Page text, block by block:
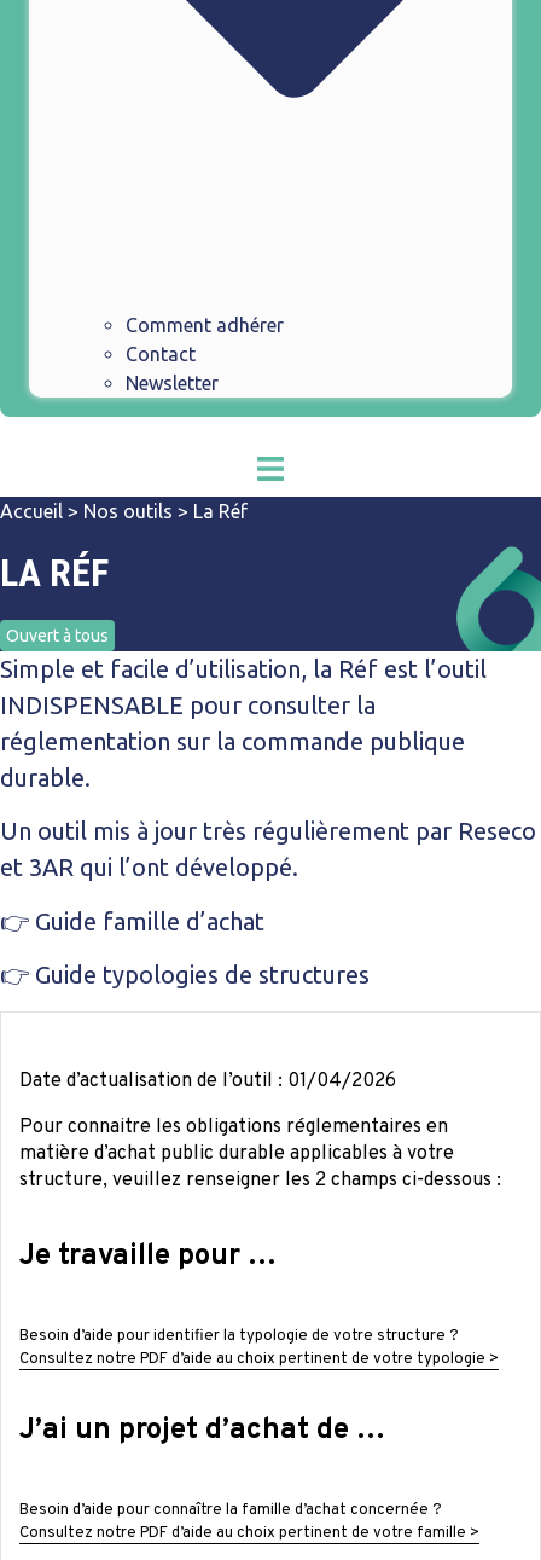
Comment adhérer
Contact
Newsletter
Accueil > Nos outils > La Réf
LA RÉF
Ouvert à tous
Simple et facile d’utilisation, la Réf est l’outil
INDISPENSABLE pour consulter la
réglementation sur la commande publique
durable.
Un outil mis à jour très régulièrement par Reseco
et 3AR qui l’ont développé.
👉 Guide famille d’achat
👉 Guide typologies de structures